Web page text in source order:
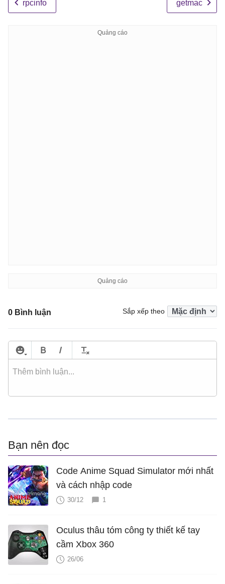
rpcinfo getmac
0 Bình luận Sắp xếp theo
Bạn nên đọc
Code Anime Squad Simulator mới nhất
và cách nhập code
30/12 1
Oculus thâu tóm công ty thiết kế tay
cầm Xbox 360
26/06